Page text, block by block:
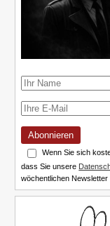
Abonnieren
Wenn Sie sich
dass Sie unsere
wöchentlichen Newsletter